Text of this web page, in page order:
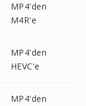
MP4'den
M4R'e
MP4'den
HEVC'e
MP4'den